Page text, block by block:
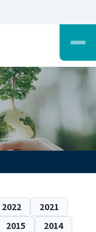
2022
2021
2015 2014